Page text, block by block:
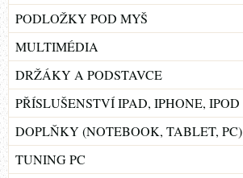
PODLOŽKY POD MYŠ
MULTIMÉDIA
DRŽÁKY A PODSTAVCE
PŘÍSLUŠENSTVÍ IPAD, IPHONE, IPOD
DOPLŇKY (NOTEBOOK, TABLET, PC)
TUNING PC